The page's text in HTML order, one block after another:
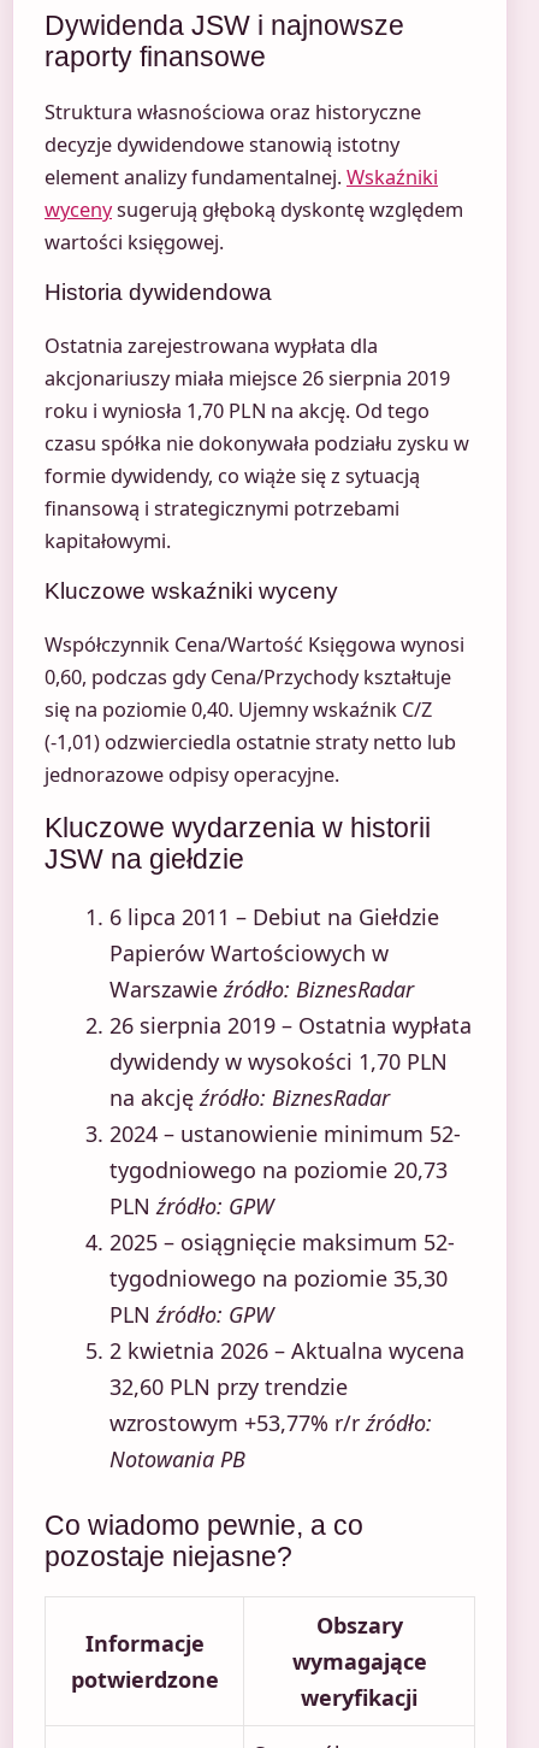
Dywidenda JSW i najnowsze
raporty finansowe
Struktura własnościowa oraz historyczne
decyzje dywidendowe stanowią istotny
element analizy fundamentalnej.Wskaźniki
wycenysugerują głęboką dyskontę względem
wartości księgowej.
Historia dywidendowa
Ostatnia zarejestrowana wypłata dla
akcjonariuszy miała miejsce 26 sierpnia 2019
roku i wyniosła 1,70 PLN na akcję. Od tego
czasu spółka nie dokonywała podziału zysku w
formie dywidendy, co wiąże się z sytuacją
finansową i strategicznymi potrzebami
kapitałowymi.
Kluczowe wskaźniki wyceny
Współczynnik Cena/Wartość Księgowa wynosi
0,60, podczas gdy Cena/Przychody kształtuje
się na poziomie 0,40. Ujemny wskaźnik C/Z
(-1,01) odzwierciedla ostatnie straty netto lub
jednorazowe odpisy operacyjne.
Kluczowe wydarzenia w historii
JSW na giełdzie
6 lipca 2011 – Debiut na Giełdzie
Papierów Wartościowych w
Warszawieźródło: BiznesRadar
26 sierpnia 2019 – Ostatnia wypłata
dywidendy w wysokości 1,70 PLN
na akcjęźródło: BiznesRadar
2024 – ustanowienie minimum 52-
tygodniowego na poziomie 20,73
PLNźródło: GPW
2025 – osiągnięcie maksimum 52-
tygodniowego na poziomie 35,30
PLNźródło: GPW
2 kwietnia 2026 – Aktualna wycena
32,60 PLN przy trendzie
wzrostowym +53,77% r/rźródło:
Notowania PB
Co wiadomo pewnie, a co
pozostaje niejasne?
Informacje
potwierdzone
Obszary
wymagające
weryfikacji